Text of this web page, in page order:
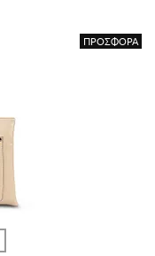
ΠΡΟΣΦΟΡΑ